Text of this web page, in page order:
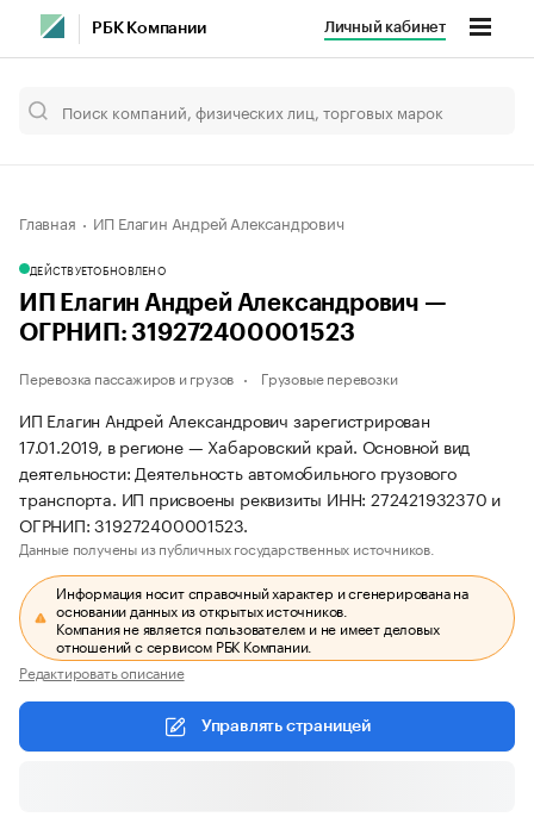
РБК Компании Личный кабинет
Главная ИП Елагин Андрей Александрович
ДЕЙСТВУЕТОБНОВЛЕНО
ИП Елагин Андрей Александрович —
ОГРНИП: 319272400001523
Перевозка пассажиров и грузов Грузовые перевозки
ИП Елагин Андрей Александрович зарегистрирован
17.01.2019, в регионе — Хабаровский край. Основной вид
деятельности: Деятельность автомобильного грузового
транспорта. ИП присвоены реквизиты ИНН: 272421932370 и
ОГРНИП: 319272400001523.
Данные получены из публичных государственных источников.
Информация носит справочный характер и сгенерирована на
основании данных из открытых источников.
Компания не является пользователем и не имеет деловых
отношений с сервисом РБК Компании.
Редактировать описание
Управлять страницей